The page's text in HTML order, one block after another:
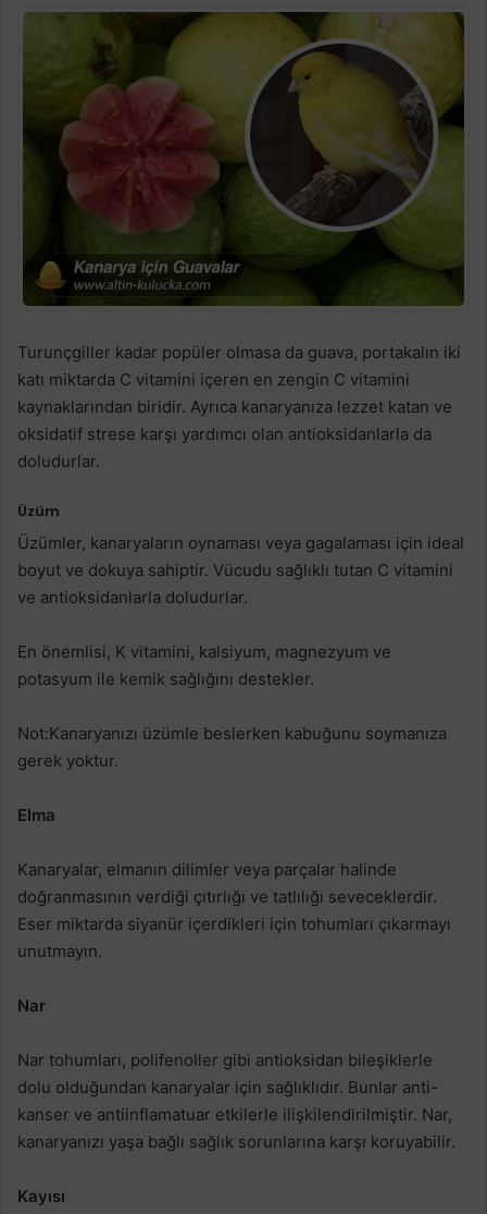
Turunçgiller kadar popüler olmasa da guava, portakalın iki
katı miktarda C vitamini içeren en zengin C vitamini
kaynaklarından biridir. Ayrıca kanaryanıza lezzet katan ve
oksidatif strese karşı yardımcı olan antioksidanlarla da
doludurlar.
Üzüm
Üzümler, kanaryaların oynaması veya gagalaması için ideal
boyut ve dokuya sahiptir. Vücudu sağlıklı tutan C vitamini
ve antioksidanlarla doludurlar.
En önemlisi, K vitamini, kalsiyum, magnezyum ve
potasyum ile kemik sağlığını destekler.
Not:Kanaryanızı üzümle beslerken kabuğunu soymanıza
gerek yoktur.
Elma
Kanaryalar, elmanın dilimler veya parçalar halinde
doğranmasının verdiği çıtırlığı ve tatlılığı seveceklerdir.
Eser miktarda siyanür içerdikleri için tohumları çıkarmayı
unutmayın.
Nar
Nar tohumları, polifenoller gibi antioksidan bileşiklerle
dolu olduğundan kanaryalar için sağlıklıdır. Bunlar anti-
kanser ve antiinflamatuar etkilerle ilişkilendirilmiştir. Nar,
kanaryanızı yaşa bağlı sağlık sorunlarına karşı koruyabilir.
Kayısı